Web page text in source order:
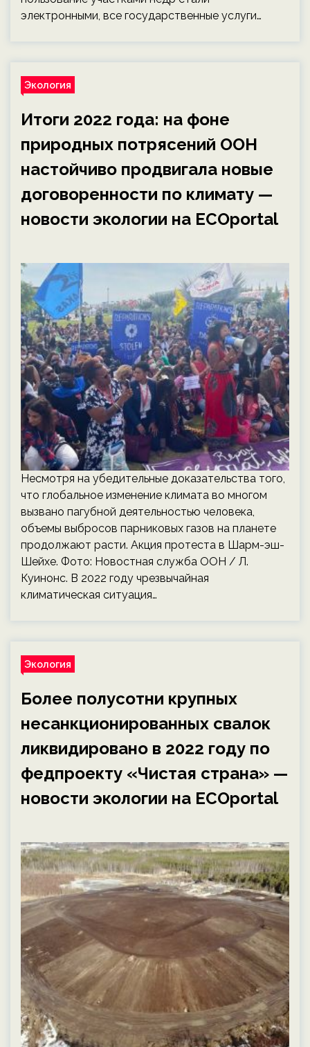
электронными, все государственные услуги…
Экология
Итоги 2022 года: на фоне
природных потрясений ООН
настойчиво продвигала новые
договоренности по климату —
новости экологии на ECOportal
Несмотря на убедительные доказательства того,
что глобальное изменение климата во многом
вызвано пагубной деятельностью человека,
объемы выбросов парниковых газов на планете
продолжают расти. Акция протеста в Шарм-эш-
Шейхе. Фото: Новостная служба ООН / Л.
Куинонс. В 2022 году чрезвычайная
климатическая ситуация…
Экология
Более полусотни крупных
несанкционированных свалок
ликвидировано в 2022 году по
федпроекту «Чистая страна» —
новости экологии на ECOportal